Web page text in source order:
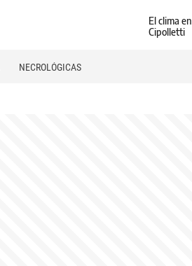
El clima en
Cipolletti
NECROLÓGICAS